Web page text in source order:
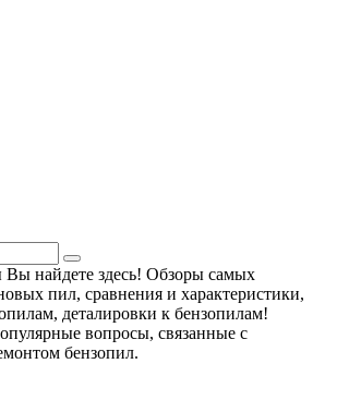
Вы найдете здесь! Обзоры самых
пил, сравнения и характеристики,
деталировки к бензопилам!
вопросы, связанные с
бензопил.